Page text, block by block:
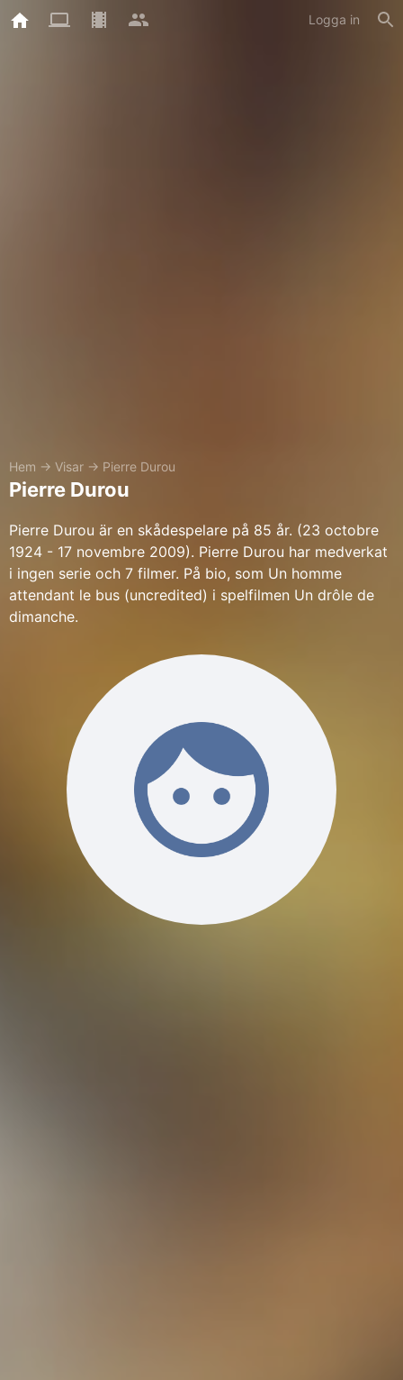
Logga in
Hem → Visar → Pierre Durou
Pierre Durou
Pierre Durou är en skådespelare på 85 år. (23 octobre
1924 - 17 novembre 2009). Pierre Durou har medverkat
i ingen serie och 7 filmer. På bio, som Un homme
attendant le bus (uncredited) i spelfilmen Un drôle de
dimanche.